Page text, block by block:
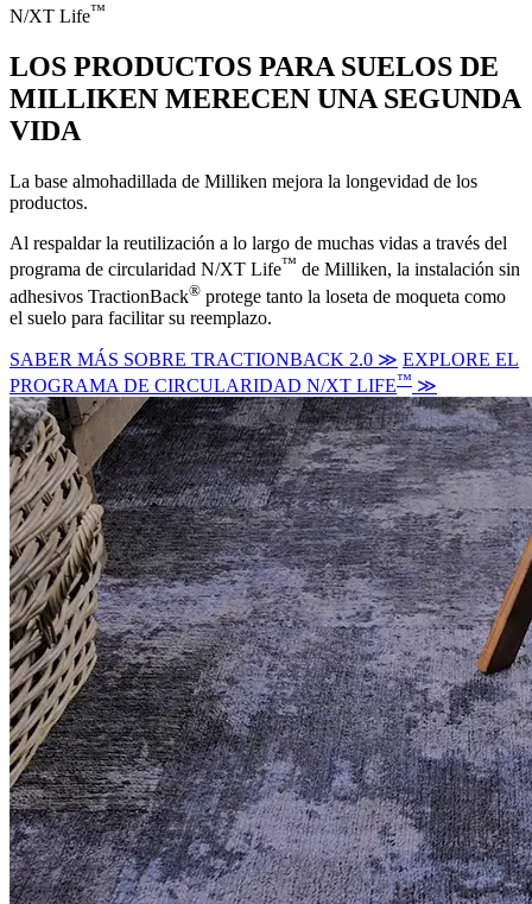
N/XT Life™
LOS PRODUCTOS PARA SUELOS DE
MILLIKEN MERECEN UNA SEGUNDA
VIDA
La base almohadillada de Milliken mejora la longevidad de los
productos.
Al respaldar la reutilización a lo largo de muchas vidas a través del
programa de circularidad N/XT Life™ de Milliken, la instalación sin
adhesivos TractionBack® protege tanto la loseta de moqueta como
el suelo para facilitar su reemplazo.
SABER MÁS SOBRE TRACTIONBACK 2.0 ≫ EXPLORE EL
PROGRAMA DE CIRCULARIDAD N/XT LIFE™ ≫